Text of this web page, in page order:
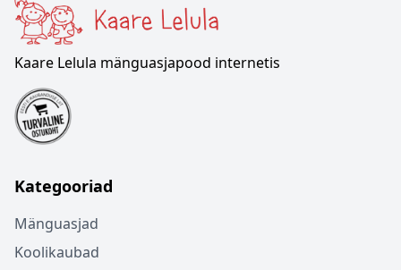
Kaare Lelula mänguasjapood internetis
Kategooriad
Mänguasjad
Koolikaubad